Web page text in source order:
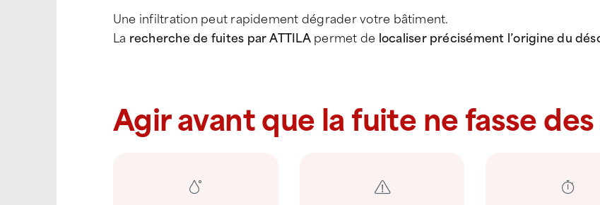
Une infiltration peut rapidement dégrader votre bâtiment.
La recherche de fuites par ATTILApermet de localiser précisément l’origine du
Agir avant que la fuite ne fasse